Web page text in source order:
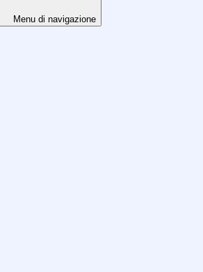
Menu di navigazione